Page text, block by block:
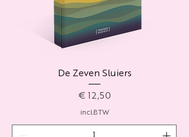
De Zeven Sluiers
Prijs
€ 12,50
incl.BTW